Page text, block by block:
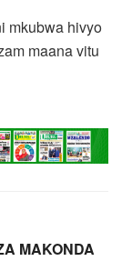
mkubwa hivyo
maana vitu
MAKONDA